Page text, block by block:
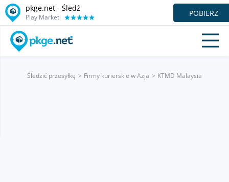
pkge.net - Śledź
Play Market: POBIERZ
Śledzić przesyłkę Firmy kurierskie w Azja KTMD Malaysia